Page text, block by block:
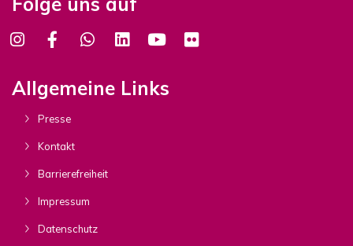
Allgemeine Links
Presse
Kontakt
Barrierefreiheit
Impressum
Datenschutz